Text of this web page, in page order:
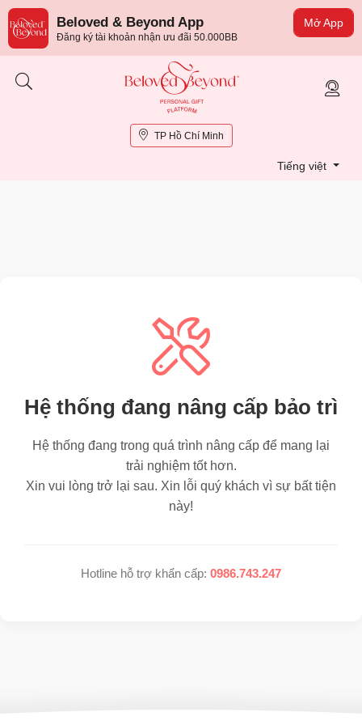
Mở App
Beloved & Beyond App
Đăng ký tài khoản nhận ưu đãi 50.000BB
TP Hồ Chí Minh
Tiếng việt
Hệ thống đang nâng cấp bảo trì
Hệ thống đang trong quá trình nâng cấp để mang lại
trải nghiệm tốt hơn.
Xin vui lòng trở lại sau. Xin lỗi quý khách vì sự bất tiện
này!
Hotline hỗ trợ khẩn cấp: 0986.743.247